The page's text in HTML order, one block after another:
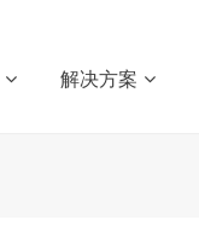
解决方案